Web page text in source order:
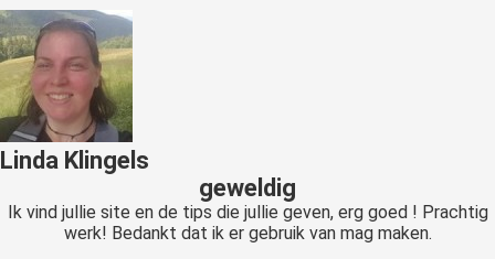
Linda Klingels
geweldig
Ik vind jullie site en de tips die jullie geven, erg goed ! Prachtig
werk! Bedankt dat ik er gebruik van mag maken.